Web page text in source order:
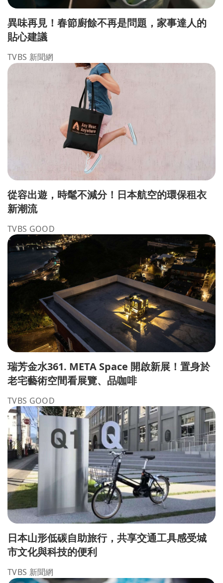
異味再見！春節廚餘不再是問題，家事達人的
貼心建議
TVBS 新聞網
從容出遊，時髦不減分！日本航空的環保租衣
新潮流
TVBS GOOD
瑞芳金水361. META Space 開啟新展！置身於
老宅藝術空間看展覽、品咖啡
TVBS GOOD
日本山形低碳自助旅行，共享交通工具感受城
市文化與科技的便利
TVBS 新聞網